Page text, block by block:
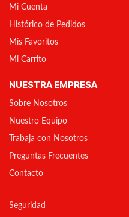
Mi Cuenta
Histórico de Pedidos
Mis Favoritos
Mi Carrito
NUESTRA EMPRESA
Sobre Nosotros
Nuestro Equipo
Trabaja con Nosotros
Preguntas Frecuentes
Contacto
Seguridad